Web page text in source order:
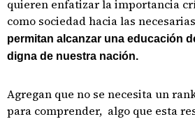
quieren enfatizar la importancia
como sociedad hacia las
permitan alcanzar una educación
digna de nuestra nación.
Agregan que no se necesita un
para comprender, algo que esta